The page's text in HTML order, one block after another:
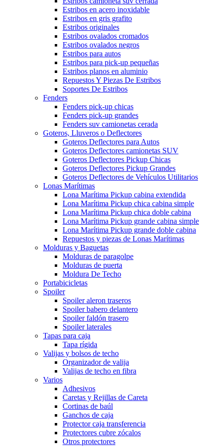
Estribos en acero inoxidable
Estribos en gris grafito
Estribos originales
Estribos ovalados cromados
Estribos ovalados negros
Estribos para autos
Estribos para pick-up pequeñas
Estribos planos en aluminio
Repuestos Y Piezas De Estribos
Soportes De Estribos
Fenders
Fenders pick-up chicas
Fenders pick-up grandes
Fenders suv camionetas cerada
Goteros, Lluveros o Deflectores
Goteros Deflectores para Autos
Goteros Deflectores camionetas SUV
Goteros Deflectores Pickup Chicas
Goteros Deflectores Pickup Grandes
Goteros Deflectores de Vehículos Utilitarios
Lonas Marítimas
Lona Marítima Pickup cabina extendida
Lona Marítima Pickup chica cabina simple
Lona Marítima Pickup chica doble cabina
Lona Marítima Pickup grande cabina simple
Lona Marítima Pickup grande doble cabina
Repuestos y piezas de Lonas Marítimas
Molduras y Baguetas
Molduras de paragolpe
Molduras de puerta
Moldura De Techo
Portabicicletas
Spoiler
Spoiler aleron traseros
Spoiler babero delantero
Spoiler faldón trasero
Spoiler laterales
Tapas para caja
Tapa rígida
Valijas y bolsos de techo
Organizador de valija
Valijas de techo en fibra
Varios
Adhesivos
Caretas y Rejillas de Careta
Cortinas de baúl
Ganchos de caja
Protector caja transferencia
Protectores cubre zócalos
Otros protectores